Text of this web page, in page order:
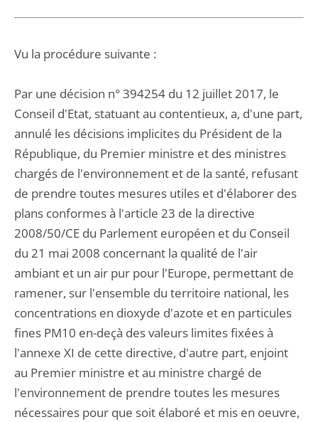
Vu la procédure suivante :
Par une décision n° 394254 du 12 juillet 2017, le
Conseil d'Etat, statuant au contentieux, a, d'une part,
annulé les décisions implicites du Président de la
République, du Premier ministre et des ministres
chargés de l'environnement et de la santé, refusant
de prendre toutes mesures utiles et d'élaborer des
plans conformes à l'article 23 de la directive
2008/50/CE du Parlement européen et du Conseil
du 21 mai 2008 concernant la qualité de l'air
ambiant et un air pur pour l'Europe, permettant de
ramener, sur l'ensemble du territoire national, les
concentrations en dioxyde d'azote et en particules
fines PM10 en-deçà des valeurs limites fixées à
l'annexe XI de cette directive, d'autre part, enjoint
au Premier ministre et au ministre chargé de
l'environnement de prendre toutes les mesures
nécessaires pour que soit élaboré et mis en oeuvre,